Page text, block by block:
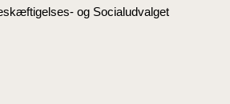
og Socialudvalget